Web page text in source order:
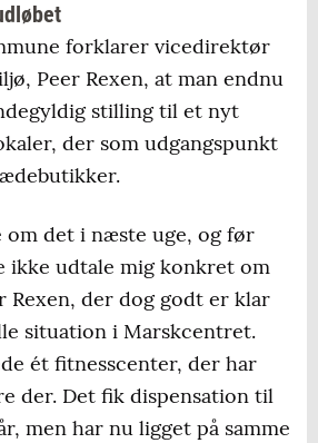
forklarer vicedirektør
Peer Rexen, at man endnu
stilling til et nyt
der som udgangspunkt
om det i næste uge, og før
ikke udtale mig konkret om
Rexen, der dog godt er klar
situation i Marskcentret.
ét fitnesscenter, der har
der. Det fik dispensation til
men har nu ligget på samme